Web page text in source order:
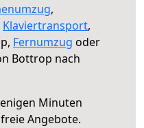
,
Klaviertransport,
Fernumzug oder
Bottrop nach
Minuten
Angebote.